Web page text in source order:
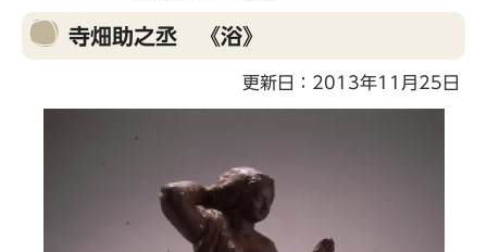
本
文
寺畑助之丞 《浴》
更新日：2013年11月25日